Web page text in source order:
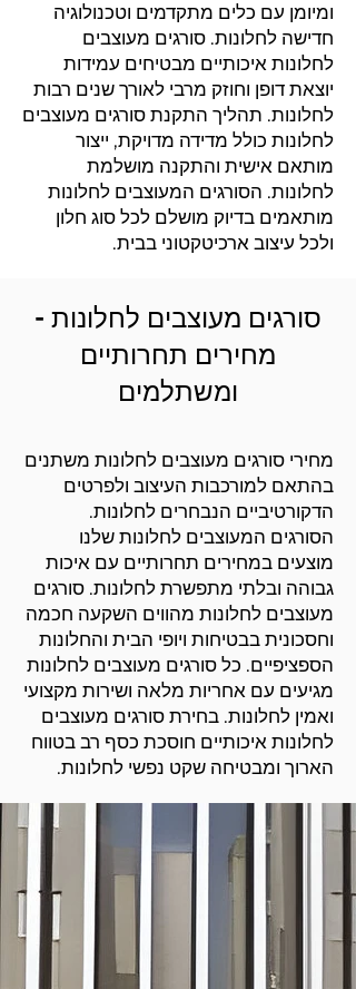
ומיומן עם כלים מתקדמים וטכנולוגיה
חדישה לחלונות. סורגים מעוצבים
לחלונות איכותיים מבטיחים עמידות
יוצאת דופן וחוזק מרבי לאורך שנים רבות
לחלונות. תהליך התקנת סורגים מעוצבים
לחלונות כולל מדידה מדויקת, ייצור
מותאם אישית והתקנה מושלמת
לחלונות. הסורגים המעוצבים לחלונות
מותאמים בדיוק מושלם לכל סוג חלון
ולכל עיצוב ארכיטקטוני בבית.
סורגים מעוצבים לחלונות -
מחירים תחרותיים
ומשתלמים
מחירי סורגים מעוצבים לחלונות משתנים
בהתאם למורכבות העיצוב ולפרטים
הדקורטיביים הנבחרים לחלונות.
הסורגים המעוצבים לחלונות שלנו
מוצעים במחירים תחרותיים עם איכות
גבוהה ובלתי מתפשרת לחלונות. סורגים
מעוצבים לחלונות מהווים השקעה חכמה
וחסכונית בבטיחות ויופי הבית והחלונות
הספציפיים. כל סורגים מעוצבים לחלונות
מגיעים עם אחריות מלאה ושירות מקצועי
ואמין לחלונות. בחירת סורגים מעוצבים
לחלונות איכותיים חוסכת כסף רב בטווח
הארוך ומבטיחה שקט נפשי לחלונות.